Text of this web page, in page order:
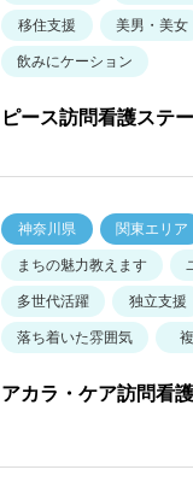
移住支援
美男・美女
飲みにケーション
ピース訪問看護ステ
神奈川県
関東エリア
まちの魅力教えます
多世代活躍
独立支援
落ち着いた雰囲気
アカラ・ケア訪問看